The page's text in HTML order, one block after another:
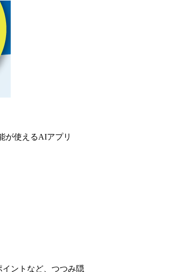
が使えるAIアプリ
ントなど、つつみ隠